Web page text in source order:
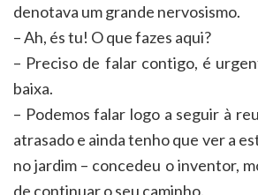
denotava um grande nervosismo.
– Ah, és tu! O que fazes aqui?
– Preciso de falar contigo, é
baixa.
– Podemos falar logo a seguir à
atrasado e ainda tenho que ver a
no jardim – concedeu o inventor,
de continuar o seu caminho.